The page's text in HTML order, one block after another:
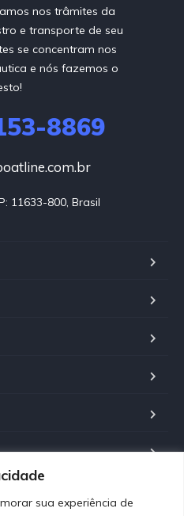
sua experiência de
nos trâmites da
e transporte de seu
se concentram nos
e nós fazemos o
8869
11633-800, Brasil